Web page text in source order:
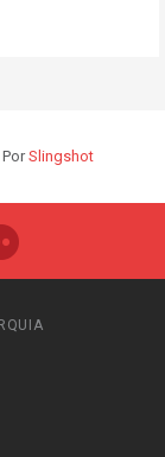
Slingshot